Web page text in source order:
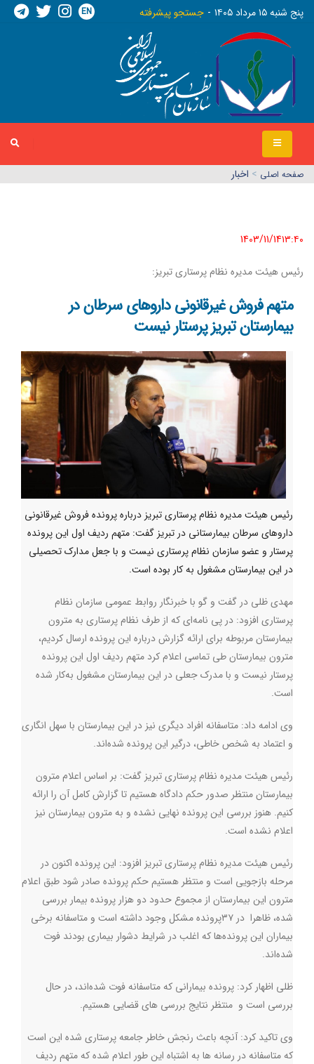
پنج شنبه ١٥ مرداد ١٤٠٥ جستجو پیشرفته EN
صفحه اصلي > اخبار
1403/11/14١٣:٤٠
رئیس هیئت مدیره نظام پرستاری تبریز:
متهم فروش غیرقانونی داروهای سرطان در
بیمارستان تبریز پرستار نیست
رئیس هیئت مدیره نظام پرستاری تبریز درباره پرونده فروش غیرقانونی
داروهای سرطان بیمارستانی در تبریز گفت: متهم ردیف اول این پرونده
پرستار و‌ عضو سازمان نظام پرستاری نیست و با جعل مدارک تحصیلی
در این بیمارستان مشغول به‌ کار بوده است.
مهدی ظلی در گفت و گو با خبرنگار روابط عمومی سازمان نظام
پرستاری افزود: در پی نامه‌ای که از طرف نظام پرستاری به مترون
بیمارستان مربوطه برای ارائه گزارش درباره این پرونده ارسال کردیم،
مترون بیمارستان طی تماسی اعلام کرد متهم ردیف اول این پرونده
پرستار نیست و با مدرک جعلی در این بیمارستان مشغول به‌کار شده
است.
وی ادامه داد: متاسفانه افراد دیگری نیز در این بیمارستان با سهل انگاری
و اعتماد به شخص خاطی، درگیر این پرونده شده‌اند.
رئیس هیئت مدیره نظام پرستاری تبریز گفت: بر اساس اعلام مترون
بیمارستان منتظر صدور حکم دادگاه هستیم تا گزارش کامل آن را ارائه
کنیم. هنوز بررسی این پرونده نهایی نشده و به مترون بیمارستان نیز
اعلام نشده است.
رئیس هیئت مدیره نظام پرستاری تبریز افزود: این پرونده اکنون در
مرحله بازجویی است و منتظر هستیم حکم پرونده صادر شود ‌طبق اعلام
مترون این بیمارستان از مجموع حدود دو هزار پرونده‌ بیمار بررسی
شده، ظاهرا در ۳۷پرونده مشکل وجود داشته است و متاسفانه برخی
بیماران این پرونده‌ها که اغلب در شرایط دشوار بیماری بودند فوت
شده‌اند.
ظلی اظهار کرد: پرونده بیمارانی که متاسفانه فوت شده‌اند، در حال
بررسی است و منتظر نتایج بررسی های قضایی هستیم.
وی تاکید کرد: آنچه باعث رنجش خاطر جامعه پرستاری شده این است
که متاسفانه در رسانه ها به اشتباه این طور اعلام شده که متهم ردیف